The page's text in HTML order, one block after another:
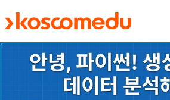
메인 콘텐츠로 건너뛰기